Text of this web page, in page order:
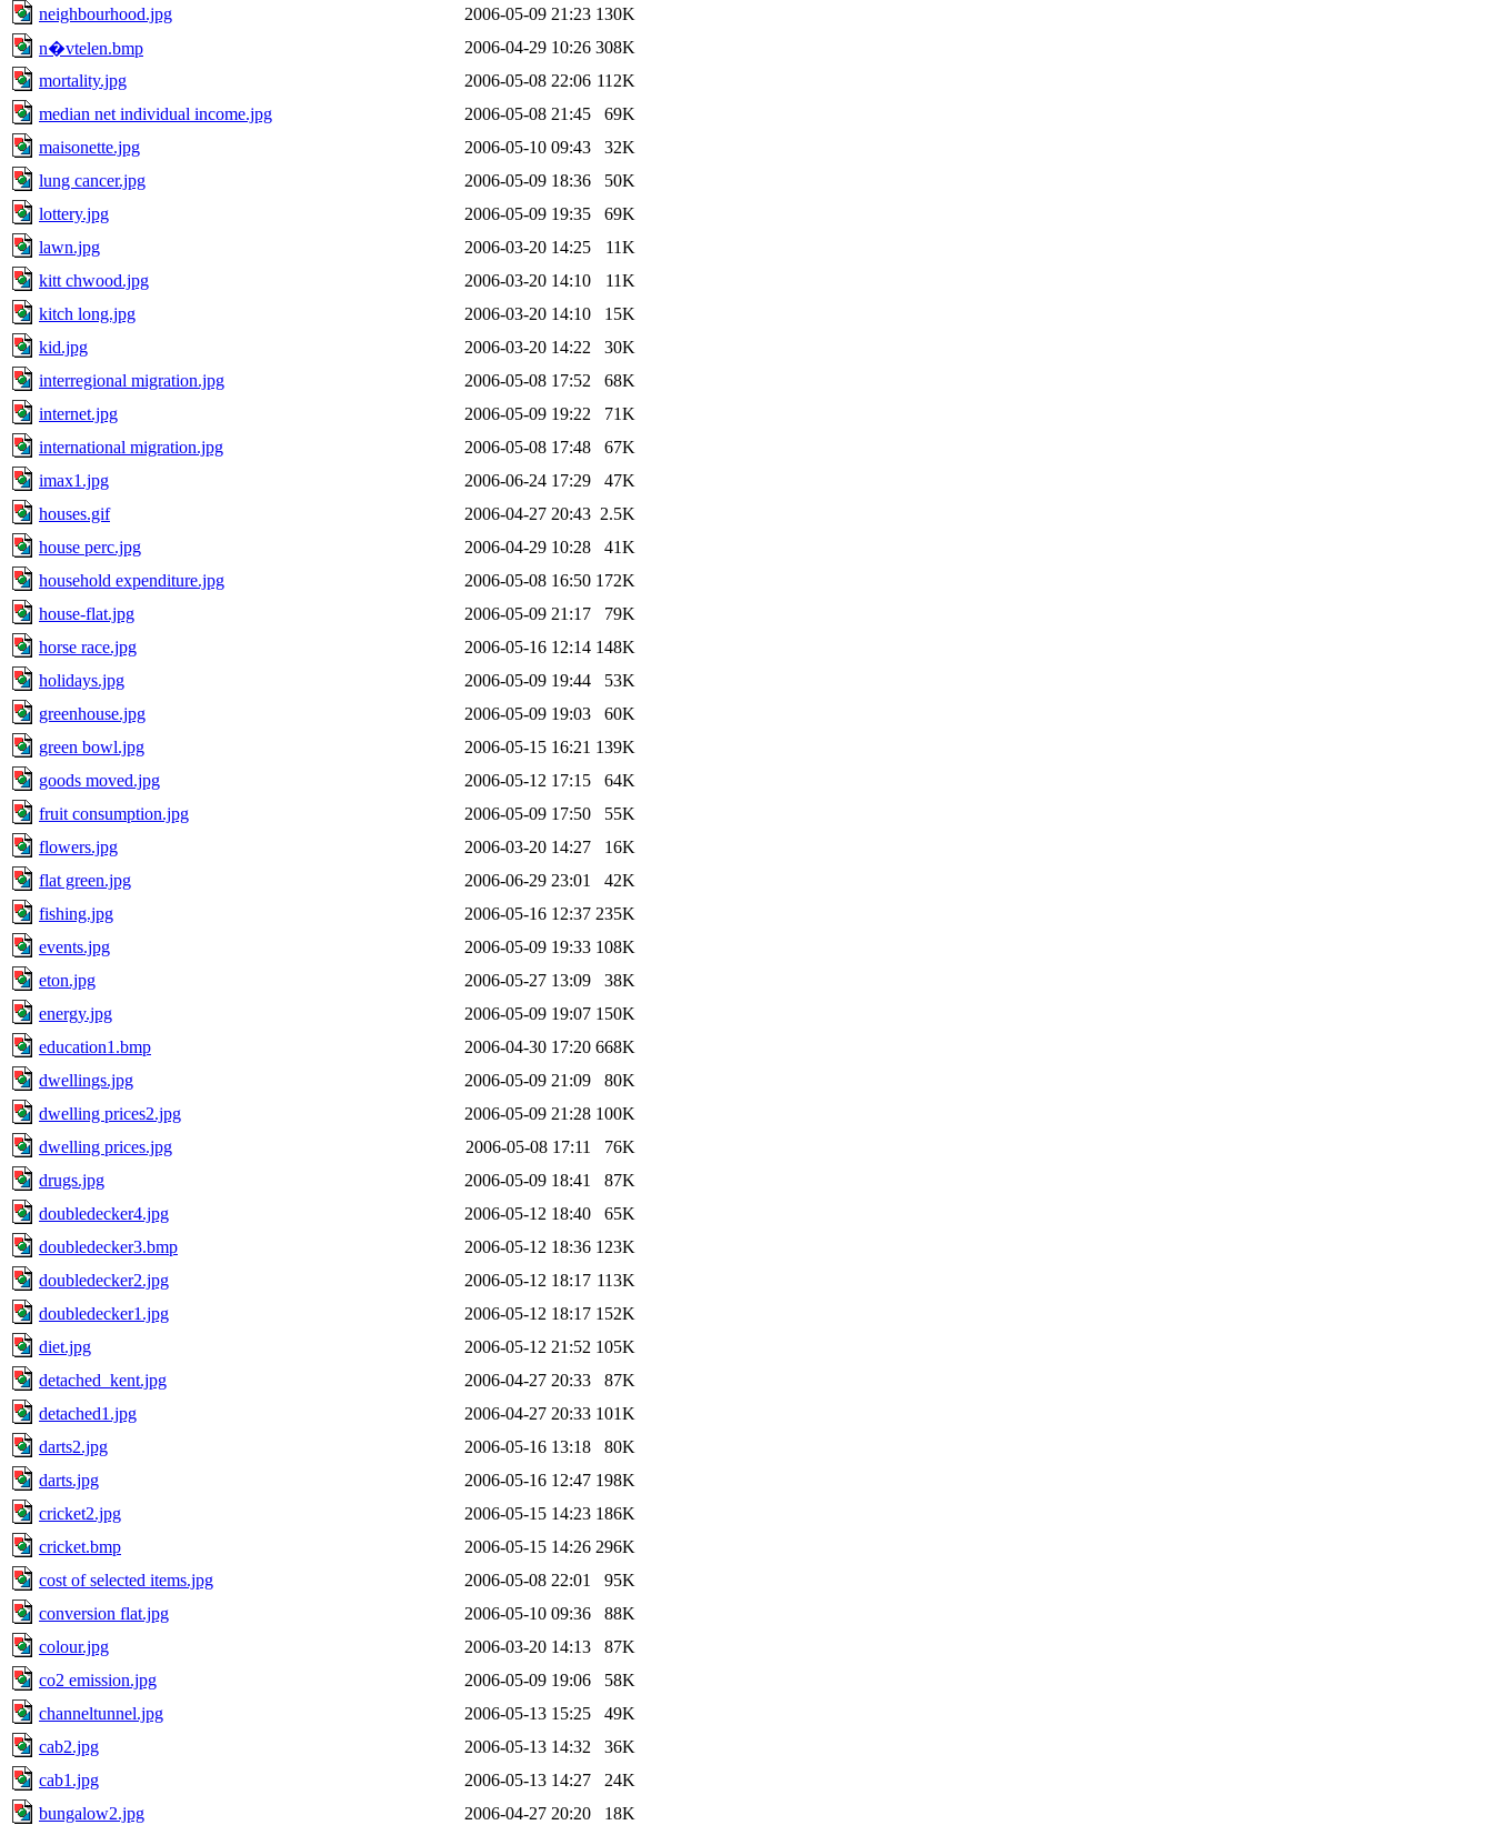
neighbourhood.jpg
2006-05-09 21:23 130K
n�vtelen.bmp
2006-04-29 10:26 308K
mortality.jpg
2006-05-08 22:06 112K
median net individual income.jpg
2006-05-08 21:45
69K
maisonette.jpg
2006-05-10 09:43
32K
lung cancer.jpg
2006-05-09 18:36
50K
lottery.jpg
2006-05-09 19:35
69K
lawn.jpg
2006-03-20 14:25
11K
kitt chwood.jpg
2006-03-20 14:10
11K
kitch long.jpg
2006-03-20 14:10
15K
kid.jpg
2006-03-20 14:22
30K
interregional migration.jpg
2006-05-08 17:52
68K
internet.jpg
2006-05-09 19:22
71K
international migration.jpg
2006-05-08 17:48
67K
imax1.jpg
2006-06-24 17:29
47K
houses.gif
2006-04-27 20:43 2.5K
house perc.jpg
2006-04-29 10:28
41K
household expenditure.jpg
2006-05-08 16:50 172K
house-flat.jpg
2006-05-09 21:17
79K
horse race.jpg
2006-05-16 12:14 148K
holidays.jpg
2006-05-09 19:44
53K
greenhouse.jpg
2006-05-09 19:03
60K
green bowl.jpg
2006-05-15 16:21 139K
goods moved.jpg
2006-05-12 17:15
64K
fruit consumption.jpg
2006-05-09 17:50
55K
flowers.jpg
2006-03-20 14:27
16K
flat green.jpg
2006-06-29 23:01
42K
fishing.jpg
2006-05-16 12:37 235K
events.jpg
2006-05-09 19:33 108K
eton.jpg
2006-05-27 13:09
38K
energy.jpg
2006-05-09 19:07 150K
education1.bmp
2006-04-30 17:20 668K
dwellings.jpg
2006-05-09 21:09
80K
dwelling prices2.jpg
2006-05-09 21:28 100K
dwelling prices.jpg
2006-05-08 17:11
76K
drugs.jpg
2006-05-09 18:41
87K
doubledecker4.jpg
2006-05-12 18:40
65K
doubledecker3.bmp
2006-05-12 18:36 123K
doubledecker2.jpg
2006-05-12 18:17 113K
doubledecker1.jpg
2006-05-12 18:17 152K
diet.jpg
2006-05-12 21:52 105K
detached_kent.jpg
2006-04-27 20:33
87K
detached1.jpg
2006-04-27 20:33 101K
darts2.jpg
2006-05-16 13:18
80K
darts.jpg
2006-05-16 12:47 198K
cricket2.jpg
2006-05-15 14:23 186K
cricket.bmp
2006-05-15 14:26 296K
cost of selected items.jpg
2006-05-08 22:01
95K
conversion flat.jpg
2006-05-10 09:36
88K
colour.jpg
2006-03-20 14:13
87K
co2 emission.jpg
2006-05-09 19:06
58K
channeltunnel.jpg
2006-05-13 15:25
49K
cab2.jpg
2006-05-13 14:32
36K
cab1.jpg
2006-05-13 14:27
24K
bungalow2.jpg
2006-04-27 20:20 18K